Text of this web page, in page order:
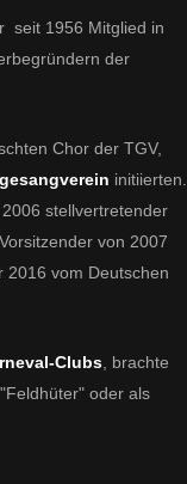
seit 1956 Mitglied in
der
Chor der TGV,
initiierten.
stellvertretender
von 2007
2016 vom Deutschen
Clubs , brachte
oder als